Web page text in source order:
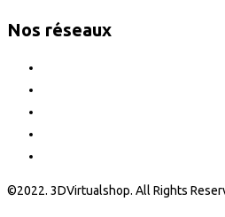
Nos réseaux
©2022. 3DVirtualshop. All Rights